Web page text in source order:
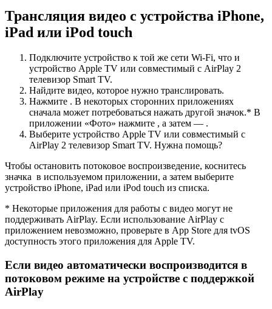
Трансляция видео с устройства iPhone,
iPad или iPod touch
Подключите устройство к той же сети Wi-Fi, что и
устройство Apple TV или совместимый с AirPlay 2
телевизор Smart TV.
Найдите видео, которое нужно транслировать.
Нажмите . В некоторых сторонних приложениях
сначала может потребоваться нажать другой значок.* В
приложении «Фото» нажмите , а затем — .
Выберите устройство Apple TV или совместимый с
AirPlay 2 телевизор Smart TV. Нужна помощь?
Чтобы остановить потоковое воспроизведение, коснитесь
значка в используемом приложении, а затем выберите
устройство iPhone, iPad или iPod touch из списка.
* Некоторые приложения для работы с видео могут не
поддерживать AirPlay. Если использование AirPlay с
приложением невозможно, проверьте в App Store для tvOS
доступность этого приложения для Apple TV.
Если видео автоматически воспроизводится в
потоковом режиме на устройстве с поддержкой
AirPlay